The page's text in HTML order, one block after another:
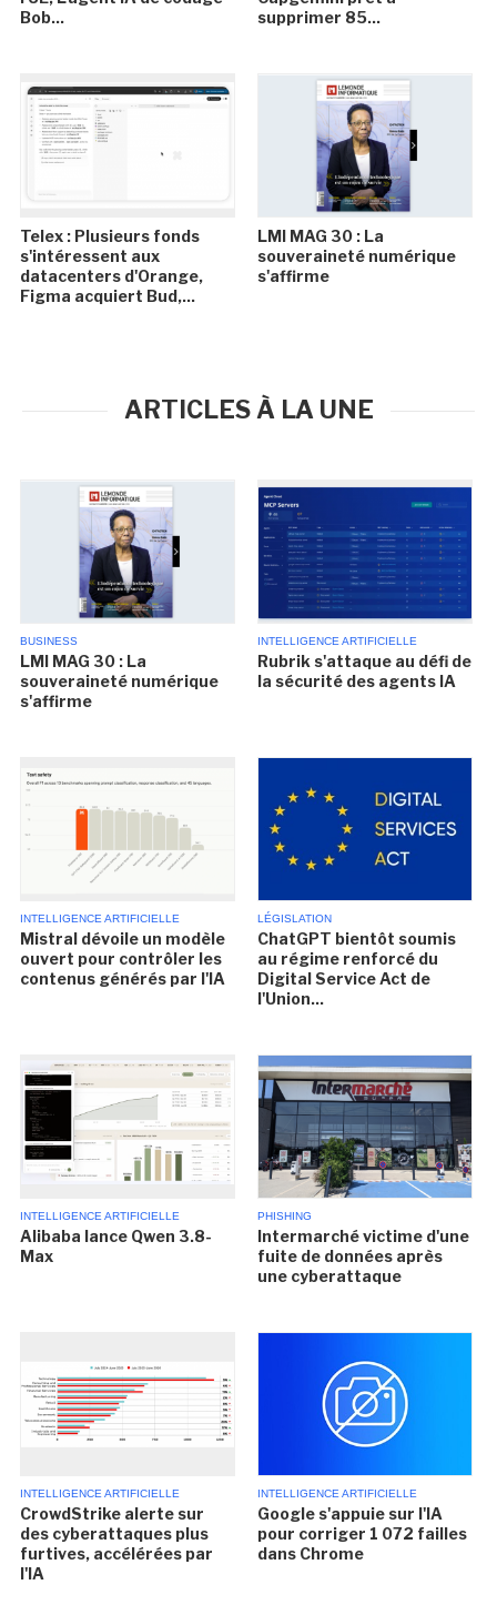
Bob...
supprimer 85...
Telex : Plusieurs fonds
s'intéressent aux
datacenters d'Orange,
Figma acquiert Bud,...
LMI MAG 30 : La
souveraineté numérique
s'affirme
ARTICLES À LA UNE
BUSINESS
LMI MAG 30 : La
souveraineté numérique
s'affirme
INTELLIGENCE ARTIFICIELLE
Rubrik s'attaque au défi de
la sécurité des agents IA
INTELLIGENCE ARTIFICIELLE
Mistral dévoile un modèle
ouvert pour contrôler les
contenus générés par l'IA
LÉGISLATION
ChatGPT bientôt soumis
au régime renforcé du
Digital Service Act de
l'Union...
INTELLIGENCE ARTIFICIELLE
Alibaba lance Qwen 3.8-
Max
PHISHING
Intermarché victime d'une
fuite de données après
une cyberattaque
INTELLIGENCE ARTIFICIELLE
CrowdStrike alerte sur
des cyberattaques plus
furtives, accélérées par
l'IA
INTELLIGENCE ARTIFICIELLE
Google s'appuie sur l'IA
pour corriger 1 072 failles
dans Chrome